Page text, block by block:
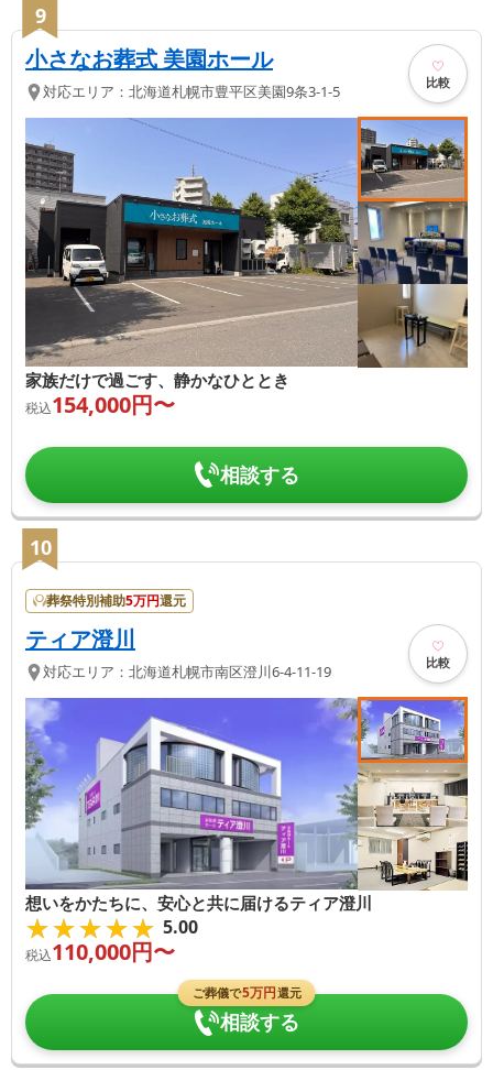
9
小さなお葬式 美園ホール
対応エリア： 北海道札幌市豊平区美園9条3-1-5 比較
家族だけで過ごす、静かなひととき
税込154,000円〜
相談する
10
葬祭特別補助5万円還元
ティア澄川
対応エリア： 北海道札幌市南区澄川6-4-11-19 比較
想いをかたちに、安心と共に届けるティア澄川
★★★★★
★★★★★ 5.00
税込110,000円〜
ご葬儀で5万円還元
相談する